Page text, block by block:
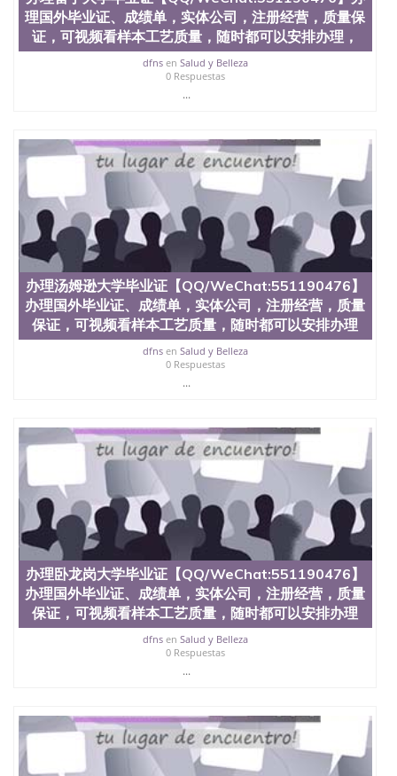
理国外毕业证、成绩单，实体公司，注册经营，质量保
证，可视频看样本工艺质量，随时都可以安排办理，
dfnsen Salud y Belleza
0 Respuestas
...
办理汤姆逊大学毕业证【QQ/WeChat:551190476】
办理国外毕业证、成绩单，实体公司，注册经营，质量
保证，可视频看样本工艺质量，随时都可以安排办理
dfnsen Salud y Belleza
0 Respuestas
...
办理卧龙岗大学毕业证【QQ/WeChat:551190476】
办理国外毕业证、成绩单，实体公司，注册经营，质量
保证，可视频看样本工艺质量，随时都可以安排办理
dfnsen Salud y Belleza
0 Respuestas
...